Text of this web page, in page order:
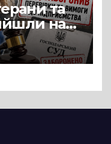
та
на
«Омега